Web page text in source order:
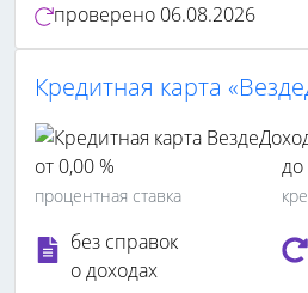
проверено 06.08.2026
Кредитная карта
от 0,00 %
процентная ставка
до
без справок
о доходах